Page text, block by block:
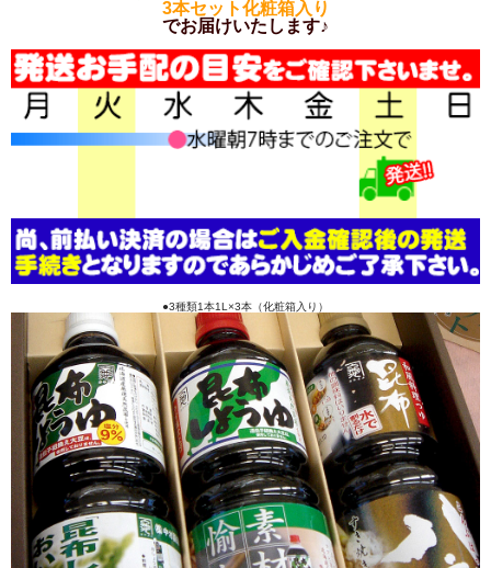
3本セット化粧箱入り
でお届けいたします♪
●3種類1本1L×3本（化粧箱入り）